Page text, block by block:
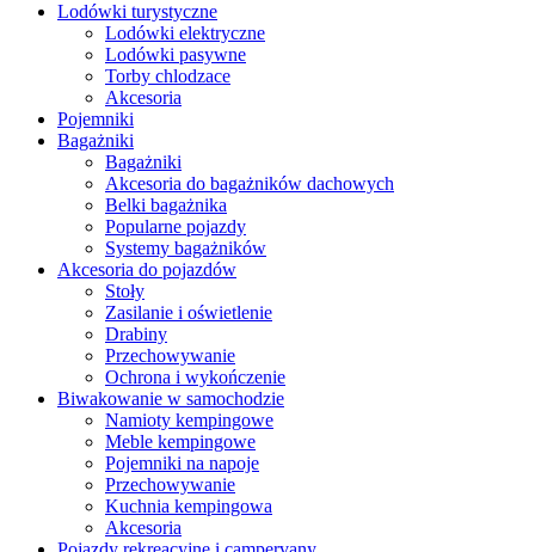
Lodówki turystyczne
Lodówki elektryczne
Lodówki pasywne
Torby chlodzace
Akcesoria
Pojemniki
Bagażniki
Bagażniki
Akcesoria do bagażników dachowych
Belki bagażnika
Popularne pojazdy
Systemy bagażników
Akcesoria do pojazdów
Stoły
Zasilanie i oświetlenie
Drabiny
Przechowywanie
Ochrona i wykończenie
Biwakowanie w samochodzie
Namioty kempingowe
Meble kempingowe
Pojemniki na napoje
Przechowywanie
Kuchnia kempingowa
Akcesoria